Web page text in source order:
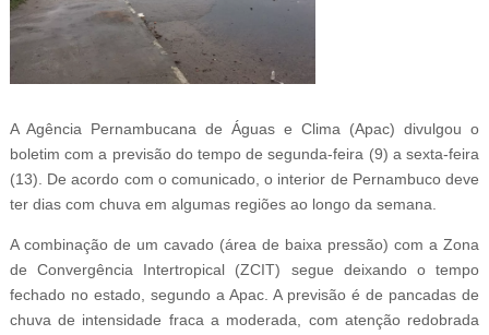
A Agência Pernambucana de Águas e Clima (Apac) divulgou o
boletim com a previsão do tempo de segunda-feira (9) a sexta-feira
(13). De acordo com o comunicado, o interior de Pernambuco deve
ter dias com chuva em algumas regiões ao longo da semana.
A combinação de um cavado (área de baixa pressão) com a Zona
de Convergência Intertropical (ZCIT) segue deixando o tempo
fechado no estado, segundo a Apac. A previsão é de pancadas de
chuva de intensidade fraca a moderada, com atenção redobrada